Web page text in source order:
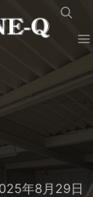
年8月29日